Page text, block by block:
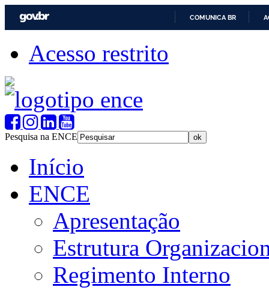
COMUNICA BR
Acesso restrito
Pesquisa na ENCE
Início
ENCE
Apresentação
Estrutura
Regimento Interno